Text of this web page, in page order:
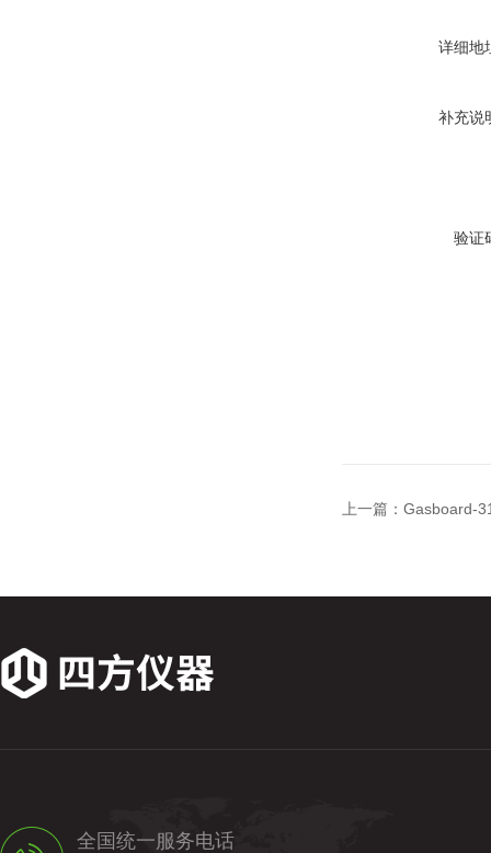
详细地
补充说
验证
上一篇： Gasboard-
全国统一服务电话